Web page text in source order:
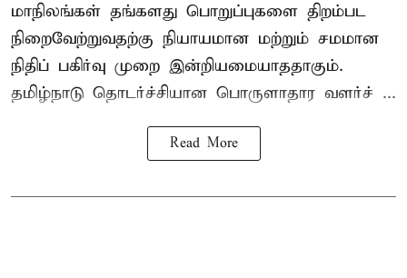
மாநிலங்கள் தங்களது பொறுப்புகளை திறம்பட
நிறைவேற்றுவதற்கு நியாயமான மற்றும் சமமான
நிதிப் பகிர்வு முறை இன்றியமையாததாகும்.
தமிழ்நாடு தொடர்ச்சியான பொருளாதார வளர்ச் ...
Read More